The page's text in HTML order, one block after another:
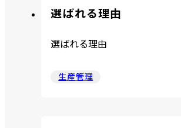
選ばれる理由
選ばれる理由
生産管理